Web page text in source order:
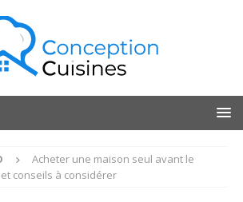
Acheter une maison seul avant le
conseils à considérer